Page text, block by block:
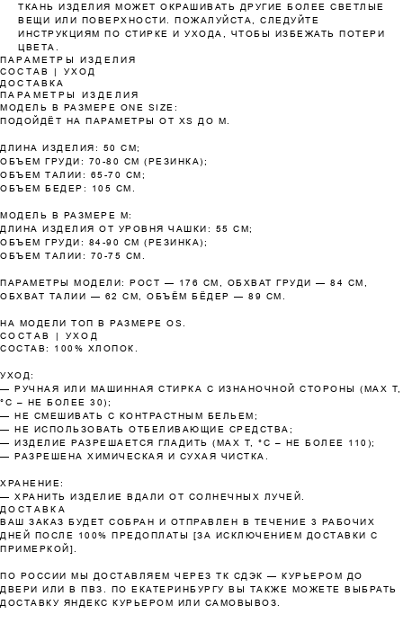
ТКАНЬ ИЗДЕЛИЯ МОЖЕТ ОКРАШИВАТЬ ДРУГИЕ БОЛЕЕ СВЕТЛЫЕ
ВЕЩИ ИЛИ ПОВЕРХНОСТИ. ПОЖАЛУЙСТА, СЛЕДУЙТЕ
ИНСТРУКЦИЯМ ПО СТИРКЕ И УХОДА, ЧТОБЫ ИЗБЕЖАТЬ ПОТЕРИ
ЦВЕТА.
ПАРАМЕТРЫ ИЗДЕЛИЯ
СОСТАВ | УХОД
ДОСТАВКА
ПАРАМЕТРЫ ИЗДЕЛИЯ
МОДЕЛЬ В РАЗМЕРЕ ONE SIZE:
ПОДОЙДЁТ НА ПАРАМЕТРЫ ОТ XS ДО M.
ДЛИНА ИЗДЕЛИЯ: 50 СМ;
ОБЪЕМ ГРУДИ: 70-80 СМ (РЕЗИНКА);
ОБЪЕМ ТАЛИИ: 65-70 СМ;
ОБЪЕМ БЕДЕР: 105 СМ.
МОДЕЛЬ В РАЗМЕРЕ М:
ДЛИНА ИЗДЕЛИЯ ОТ УРОВНЯ ЧАШКИ: 55 СМ;
ОБЪЕМ ГРУДИ: 84-90 СМ (РЕЗИНКА);
ОБЪЕМ ТАЛИИ: 70-75 СМ.
ПАРАМЕТРЫ МОДЕЛИ: РОСТ — 176 СМ, ОБХВАТ ГРУДИ — 84 СМ,
ОБХВАТ ТАЛИИ — 62 СМ, ОБЪЁМ БЁДЕР — 89 СМ.
НА МОДЕЛИ ТОП В РАЗМЕРЕ OS.
СОСТАВ | УХОД
СОСТАВ: 100% ХЛОПОК.
УХОД:
— РУЧНАЯ ИЛИ МАШИННАЯ СТИРКА С ИЗНАНОЧНОЙ СТОРОНЫ (MAX T,
°C – НЕ БОЛЕЕ 30);
— НЕ СМЕШИВАТЬ С КОНТРАСТНЫМ БЕЛЬЕМ;
— НЕ ИСПОЛЬЗОВАТЬ ОТБЕЛИВАЮЩИЕ СРЕДСТВА;
— ИЗДЕЛИЕ РАЗРЕШАЕТСЯ ГЛАДИТЬ (MAX T, °C – НЕ БОЛЕЕ 110);
— РАЗРЕШЕНА ХИМИЧЕСКАЯ И СУХАЯ ЧИСТКА.
ХРАНЕНИЕ:
— ХРАНИТЬ ИЗДЕЛИЕ ВДАЛИ ОТ СОЛНЕЧНЫХ ЛУЧЕЙ.
ДОСТАВКА
ВАШ ЗАКАЗ БУДЕТ СОБРАН И ОТПРАВЛЕН В ТЕЧЕНИЕ 3 РАБОЧИХ
ДНЕЙ ПОСЛЕ 100% ПРЕДОПЛАТЫ [ЗА ИСКЛЮЧЕНИЕМ ДОСТАВКИ С
ПРИМЕРКОЙ].
ПО РОССИИ МЫ ДОСТАВЛЯЕМ ЧЕРЕЗ ТК СДЭК — КУРЬЕРОМ ДО
ДВЕРИ ИЛИ В ПВЗ. ПО ЕКАТЕРИНБУРГУ ВЫ ТАКЖЕ МОЖЕТЕ ВЫБРАТЬ
ДОСТАВКУ ЯНДЕКС КУРЬЕРОМ ИЛИ САМОВЫВОЗ.
Оплата частями
Оплатите сегодня 25% стоимости покупки
картой любого банка, остальное — тремя
платежами раз в две недели.
Оплата
сегодня
25%
недели
недели
Без комиссий и переплат
Как обычная оплата картой